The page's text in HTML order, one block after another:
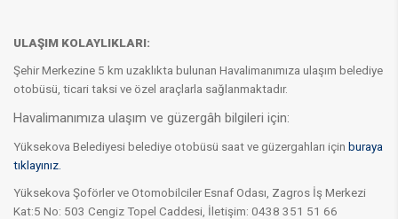
ULAŞIM KOLAYLIKLARI:
Şehir Merkezine 5 km uzaklıkta bulunan Havalimanımıza ulaşım belediye
otobüsü, ticari taksi ve özel araçlarla sağlanmaktadır.
Havalimanımıza ulaşım ve güzergâh bilgileri için:
Yüksekova Belediyesi belediye otobüsü saat ve güzergahları için buraya
tıklayınız.​
Yüksekova Şoförler ve Otomobilciler Esnaf Odası, Zagros İş Merkezi
Kat:5 No: 503 Cengiz Topel Caddesi, İletişim: 0438 351 51 66